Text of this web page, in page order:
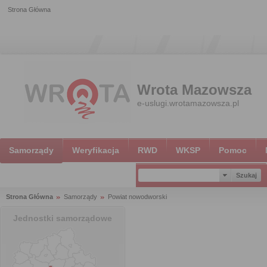
Strona Główna
Wrota Mazowsza
e-uslugi.wrotamazowsza.pl
Samorządy Weryfikacja RWD WKSP Pomoc
Strona Główna Samorządy Powiat nowodworski
Jednostki samorządowe